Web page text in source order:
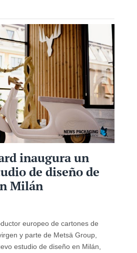
inaugura un
de diseño de
Milán
europeo de cartones de
y parte de Metsä Group,
estudio de diseño en Milán,